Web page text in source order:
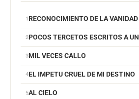
RECONOCIMIENTO DE LA
POCOS TERCETOS ESCRITOS A
MIL VECES CALLO
EL IMPETU CRUEL DE MI DESTINO
AL CIELO